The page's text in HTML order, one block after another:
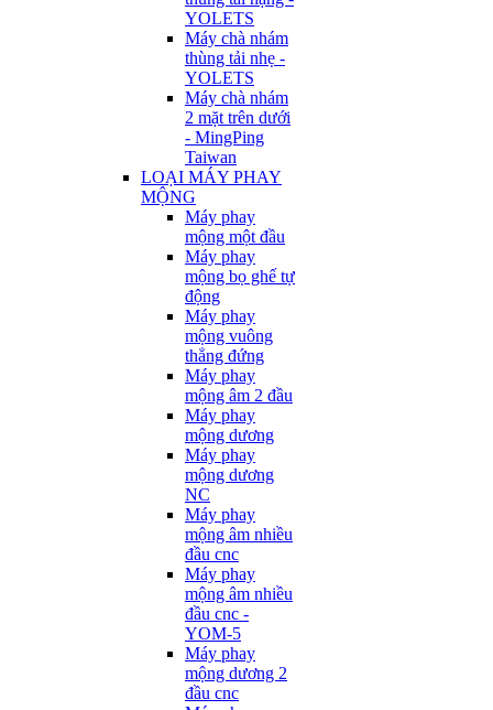
YOLETS
Máy chà nhám
thùng tải nhẹ -
YOLETS
Máy chà nhám
2 mặt trên dưới
- MingPing
Taiwan
LOẠI MÁY PHAY
MỘNG
Máy phay
mộng một đầu
Máy phay
mộng bọ ghế tự
động
Máy phay
mộng vuông
thẳng đứng
Máy phay
mộng âm 2 đầu
Máy phay
mộng dương
Máy phay
mộng dương
NC
Máy phay
mộng âm nhiều
đầu cnc
Máy phay
mộng âm nhiều
đầu cnc -
YOM-5
Máy phay
mộng dương 2
đầu cnc